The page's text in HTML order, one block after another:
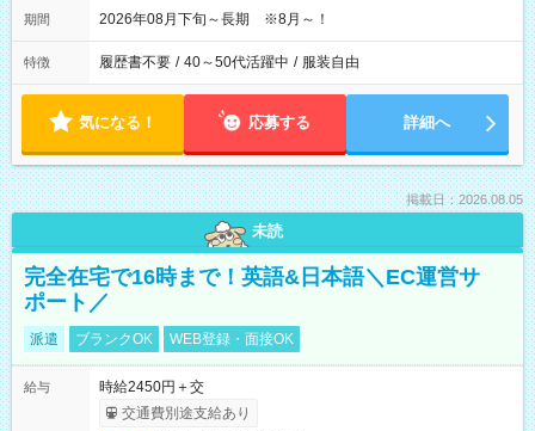
期間 2026年08月下旬～長期 ※8月～！
特徴 履歴書不要 / 40～50代活躍中 / 服装自由
気になる！ 応募する 詳細へ
掲載日：2026.08.05
未読
完全在宅で16時まで！英語&日本語＼EC運営サ
ポート／
派遣 ブランクOK WEB登録・面接OK
給与
時給2450円＋交
交通費別途支給あり